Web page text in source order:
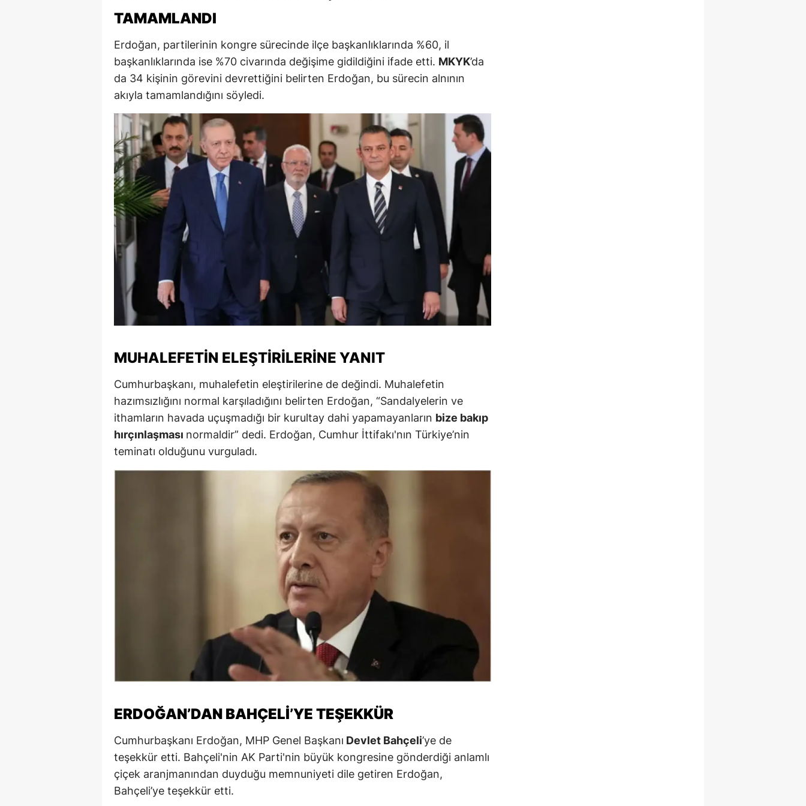
İstanbul
İzmir
Kastamonu
Kayseri
Kırklareli
Kırşehir
Kocaeli
Malatya
Mardin
Muğla
Muş
Nevşehir
Rize
Sakarya
Samsun
Sivas
Tekirdağ
Tokat
Trabzon
Şanlıurfa
Uşak
TAMAMLANDI
Erdoğan, partilerinin kongre sürecinde ilçe başkanlıklarında %60, il
başkanlıklarında ise %70 civarında değişime gidildiğini ifade etti. MKYK’da
da 34 kişinin görevini devrettiğini belirten Erdoğan, bu sürecin alnının
akıyla tamamlandığını söyledi.
MUHALEFETIN ELEŞTIRILERINE YANIT
Cumhurbaşkanı, muhalefetin eleştirilerine de değindi. Muhalefetin
hazımsızlığını normal karşıladığını belirten Erdoğan, “Sandalyelerin ve
ithamların havada uçuşmadığı bir kurultay dahi yapamayanların bize bakıp
hırçınlaşması normaldir” dedi. Erdoğan, Cumhur İttifakı'nın Türkiye’nin
teminatı olduğunu vurguladı.
ERDOĞAN’DAN BAHÇELI’YE TEŞEKKÜR
Cumhurbaşkanı Erdoğan, MHP Genel Başkanı Devlet Bahçeli’ye de
teşekkür etti. Bahçeli'nin AK Parti'nin büyük kongresine gönderdiği anlamlı
çiçek aranjmanından duyduğu memnuniyeti dile getiren Erdoğan,
Bahçeli’ye teşekkür etti.